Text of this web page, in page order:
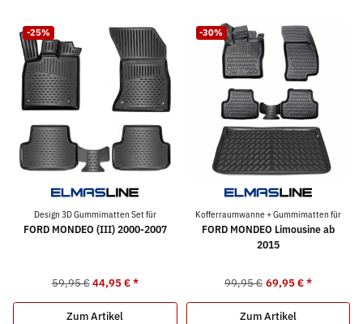
-25%
Design 3D Gummimatten Set für
FORD MONDEO (III) 2000-2007
59,95 € 44,95 €*
Zum Artikel
-30%
Kofferraumwanne + Gummimatten für
FORD MONDEO Limousine ab
2015
99,95 € 69,95 €*
Zum Artikel